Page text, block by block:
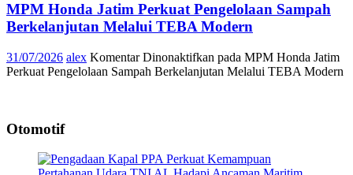
MPM Honda Jatim Perkuat Pengelolaan Sampah
Berkelanjutan Melalui TEBA Modern
31/07/2026 alex Komentar Dinonaktifkan pada MPM Honda Jatim
Perkuat Pengelolaan Sampah Berkelanjutan Melalui TEBA Modern
Otomotif